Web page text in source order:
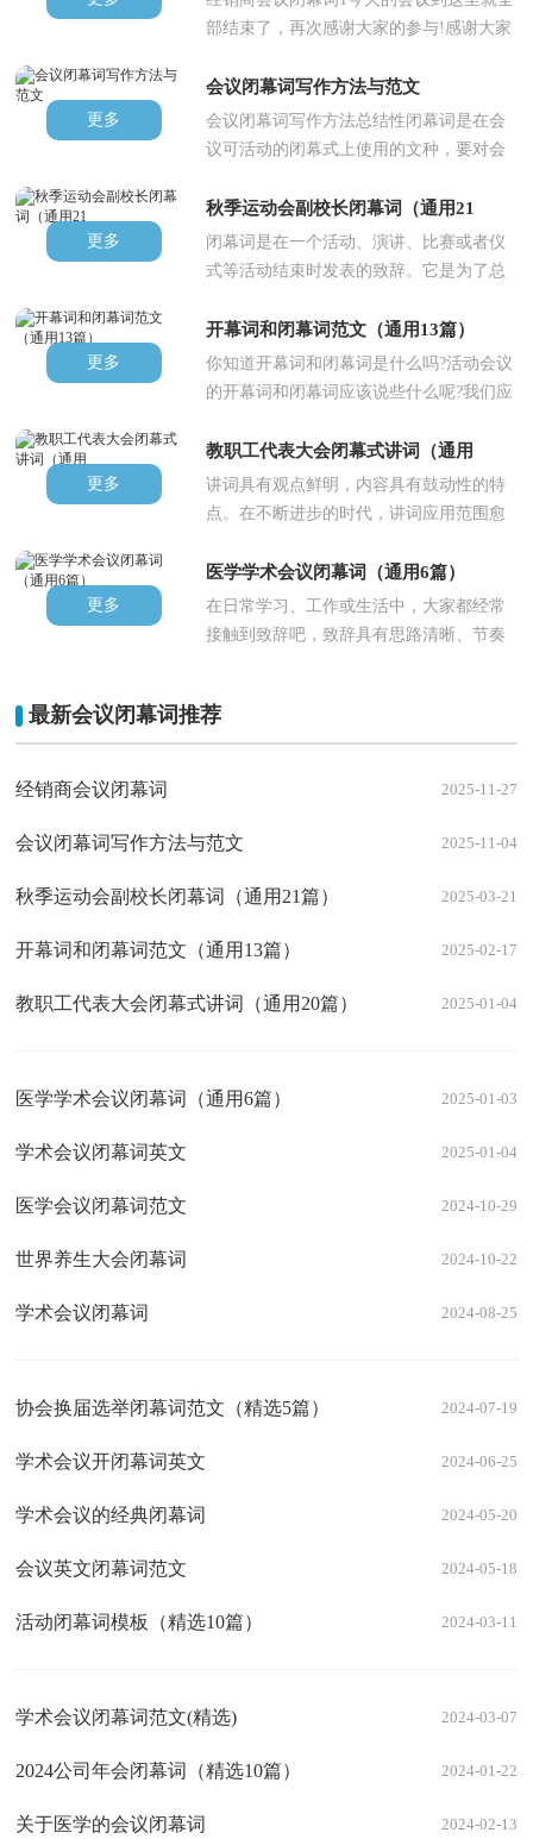
部结束了，再次感谢大家的参与!感谢大家
会议闭幕词写作方法与范文
会议闭幕词写作方法总结性闭幕词是在会
议可活动的闭幕式上使用的文种，要对会
更多
秋季运动会副校长闭幕词（通用21
闭幕词是在一个活动、演讲、比赛或者仪
式等活动结束时发表的致辞。它是为了总
更多
开幕词和闭幕词范文（通用13篇）
你知道开幕词和闭幕词是什么吗?活动会议
的开幕词和闭幕词应该说些什么呢?我们应
更多
教职工代表大会闭幕式讲词（通用
讲词具有观点鲜明，内容具有鼓动性的特
点。在不断进步的时代，讲词应用范围愈
更多
医学学术会议闭幕词（通用6篇）
在日常学习、工作或生活中，大家都经常
接触到致辞吧，致辞具有思路清晰、节奏
更多
最新会议闭幕词推荐
经销商会议闭幕词 2025-11-27
会议闭幕词写作方法与范文 2025-11-04
秋季运动会副校长闭幕词（通用21篇） 2025-03-21
开幕词和闭幕词范文（通用13篇） 2025-02-17
教职工代表大会闭幕式讲词（通用20篇） 2025-01-04
医学学术会议闭幕词（通用6篇） 2025-01-03
学术会议闭幕词英文 2025-01-04
医学会议闭幕词范文 2024-10-29
世界养生大会闭幕词 2024-10-22
学术会议闭幕词 2024-08-25
协会换届选举闭幕词范文（精选5篇） 2024-07-19
学术会议开闭幕词英文 2024-06-25
学术会议的经典闭幕词 2024-05-20
会议英文闭幕词范文 2024-05-18
活动闭幕词模板（精选10篇） 2024-03-11
学术会议闭幕词范文(精选) 2024-03-07
2024公司年会闭幕词（精选10篇） 2024-01-22
关于医学的会议闭幕词 2024-02-13